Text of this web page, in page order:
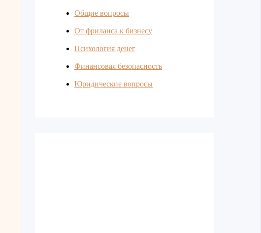
Общие вопросы
От фриланса к бизнесу
Психология денег
Финансовая безопасность
Юридические вопросы